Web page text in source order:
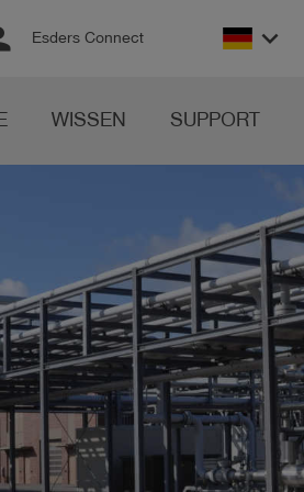
Esders Connect keyboard_arrow_down
WISSEN SUPPORT